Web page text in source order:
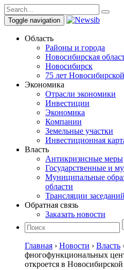
Toggle navigation
Область
Районы и города
Новосибирская
Новосибирск
75 лет
Экономика
Отрасли экономики
Инвестиции
Экономика
Компании
Земельные участки
Инвестиционная
Власть
Антикризисные меры
Государственные и
Муниципальные
области
Трансляции
Обратная связь
Заказать новости
Главная › Новости › Власть
фногофункциональных
откроется в Новосибирской